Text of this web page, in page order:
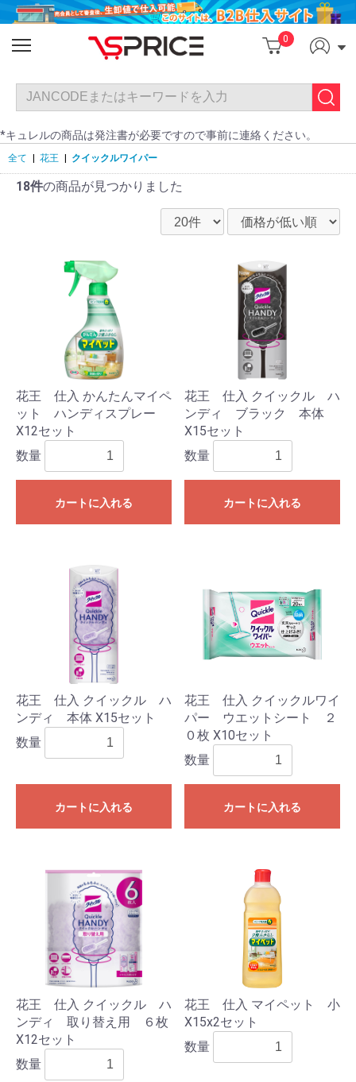
0
*キュレルの商品は発注書が必要ですので事前に連絡ください。
全て | 花王 | クイックルワイパー
18件の商品が見つかりました
花王 仕入 かんたんマイペ
ット ハンディスプレー
X12セット
数量
カートに入れる
花王 仕入 クイックル ハ
ンディ ブラック 本体
X15セット
数量
カートに入れる
花王 仕入 クイックル ハ
ンディ 本体 X15セット
数量
カートに入れる
花王 仕入 クイックルワイ
パー ウエットシート ２
０枚 X10セット
数量
カートに入れる
花王 仕入 クイックル ハ
ンディ 取り替え用 ６枚
X12セット
数量
花王 仕入 マイペット 小
X15x2セット
数量